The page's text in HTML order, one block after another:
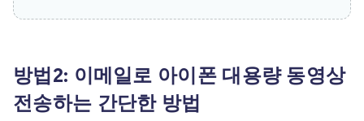
방법2: 이메일로 아이폰 대용량 동영상
전송하는 간단한 방법